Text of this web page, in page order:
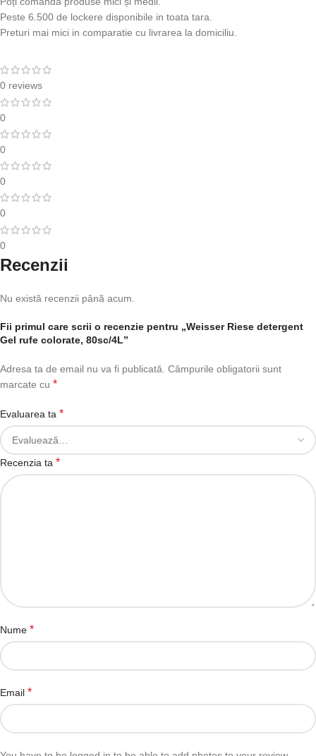
Peste 6.500 de lockere disponibile in toata tara.
Preturi mai mici in comparatie cu livrarea la domiciliu.
0 reviews
0
0
0
0
0
Recenzii
Nu există recenzii până acum.
Fii primul care scrii o recenzie pentru „Weisser Riese detergent
Gel rufe colorate, 80sc/4L”
Adresa ta de email nu va fi publicată. Câmpurile obligatorii sunt
marcate cu *
Evaluarea ta *
Recenzia ta *
Nume *
Email *